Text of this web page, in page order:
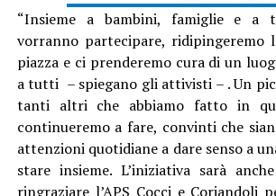
“Insieme a bambini, famiglie e a
vorranno partecipare, ridipingeremo
piazza e ci prenderemo cura di un
a tutti – spiegano gli attivisti – . Un
tanti altri che abbiamo fatto in
continueremo a fare, convinti che
attenzioni quotidiane a dare senso a
stare insieme. L’iniziativa sarà
ringraziare l’APS Cocci e Coriandoli